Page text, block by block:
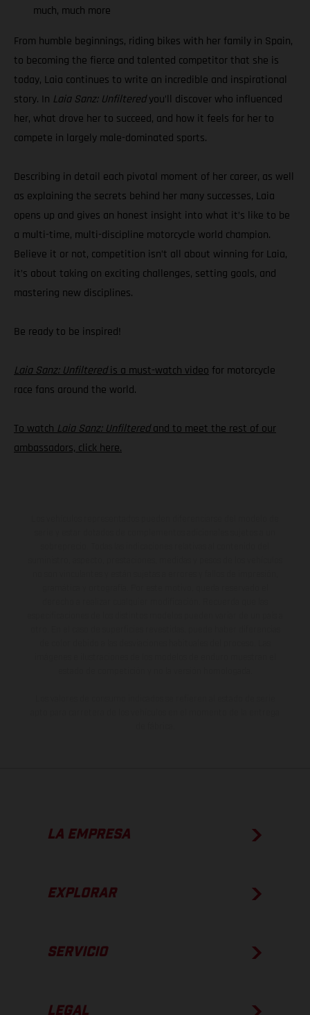
much, much more
From humble beginnings, riding bikes with her family in Spain,
to becoming the fierce and talented competitor that she is
today, Laia continues to write an incredible and inspirational
story. In Laia Sanz: Unfilteredyou’ll discover who influenced
her, what drove her to succeed, and how it feels for her to
compete in largely male-dominated sports.
Describing in detail each pivotal moment of her career, as well
as explaining the secrets behind her many successes, Laia
opens up and gives an honest insight into what it’s like to be
a multi-time, multi-discipline motorcycle world champion.
Believe it or not, competition isn’t all about winning for Laia,
it’s about taking on exciting challenges, setting goals, and
mastering new disciplines.
Be ready to be inspired!
Laia Sanz: Unfilteredis a must-watch video for motorcycle
race fans around the world.
To watchLaia Sanz: Unfilteredand to meet the rest of our
ambassadors, click here.
LA EMPRESA
EXPLORAR
SERVICIO
LEGAL